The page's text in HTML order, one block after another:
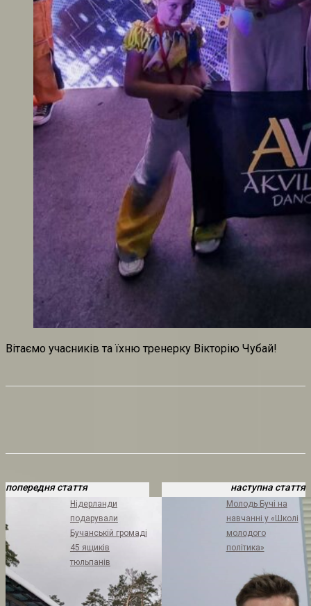
Вітаємо учасників та їхню тренерку Вікторію Чубай!
попередня стаття
Нідерланди
подарували
Бучанській громаді
45 ящиків
тюльпанів
наступна стаття
Молодь Бучі на
навчанні у «Школі
молодого
політика»